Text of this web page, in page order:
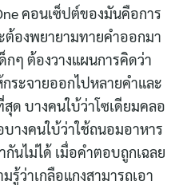
คอนเซ็ปต์ของมันคือการ
ต้องพยายามทายคำออกมา
กๆ ต้องวางแผนการคิดว่า
กระจายออกไปหลายคำและ
ด บางคนใบ้ว่าโซเดียมคลอ
างคนใบ้ว่าใช้ถนอมอาหาร
นไม่ได้ เมื่อคำตอบถูกเฉลย
รู้ว่าเกลือแกงสามารถเอา